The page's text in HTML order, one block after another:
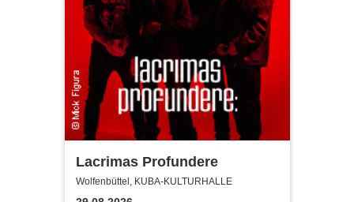
Lacrimas Profundere
Wolfenbüttel, KUBA-KULTURHALLE